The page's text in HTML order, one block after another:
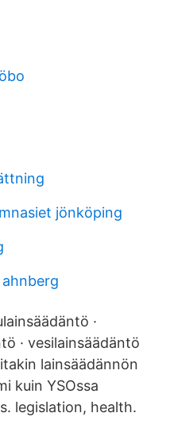
jönköping
·
· vesilainsäädäntö
lainsäädännön
kuin YSOssa
legislation, health.